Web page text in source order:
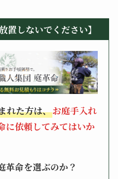
置しないでください】
れた方は、お庭手入れ
に依頼してみてはいか
革命を選ぶのか？